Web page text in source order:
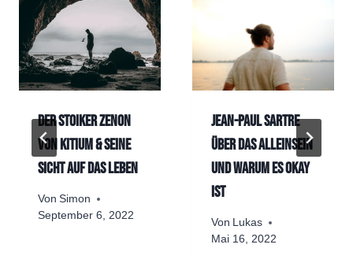
Der Stoiker Zenon
von Kitium & seine
Sicht auf das Leben
Von Simon
September 6, 2022
Jean-Paul Sartre
über das Alleinsein
und warum es okay
ist
Von Lukas
Mai 16, 2022